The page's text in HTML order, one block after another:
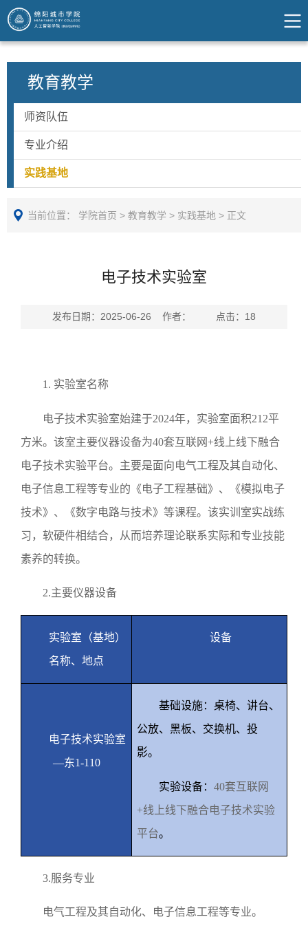
教育教学
师资队伍
专业介绍
实践基地
当前位置： 学院首页 > 教育教学 > 实践基地 > 正文
电子技术实验室
发布日期：2025-06-26 作者： 点击： 18
1 . 实验室名称
电子技术实验室始建于2024年，实验室面积212平
方米。该室主要仪器设备为40套互联网+线上线下融合
电子技术实验平台。主要是面向电气工程及其自动化、
电子信息工程等专业的《电子工程基础》、《模拟电子
技术》、《数字电路与技术》等课程。该实训室实战练
习，软硬件相结合，从而培养理论联系实际和专业技能
素养的转换。
2.主要仪器设备
实验室（基地）
名称、地点
设备
电子技术实验室
—东1-110
基础设施：桌椅、讲台、
公放、黑板、交换机、投
影。
实验设备：40套互联网
+线上线下融合电子技术实验
平台。
3.服务专业
电气工程及其自动化、电子信息工程等专业。